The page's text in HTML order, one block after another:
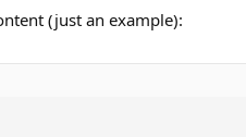
(just an example):